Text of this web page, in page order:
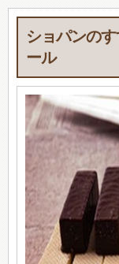
ショパンの
ール